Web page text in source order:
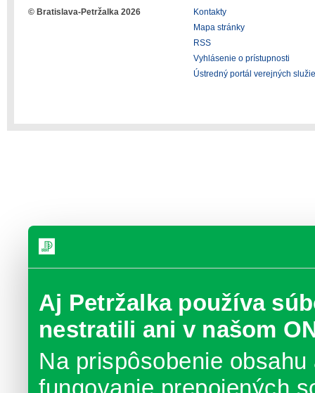
Aj Petržalka používa
nestratili ani v našom
Na prispôsobenie
© Bratislava-Petržalka 2026
Kontakty
Mapa stránky
RSS
Vyhlásenie o prístupnosti
Ústredný portál verejných